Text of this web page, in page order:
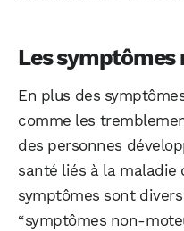
Les
En plus des
comme les
des personnes
santé liés à la maladie
symptômes sont
“symptômes non-